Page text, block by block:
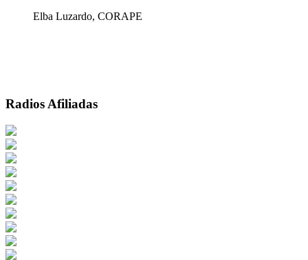
Elba Luzardo, CORAPE
Radios Afiliadas